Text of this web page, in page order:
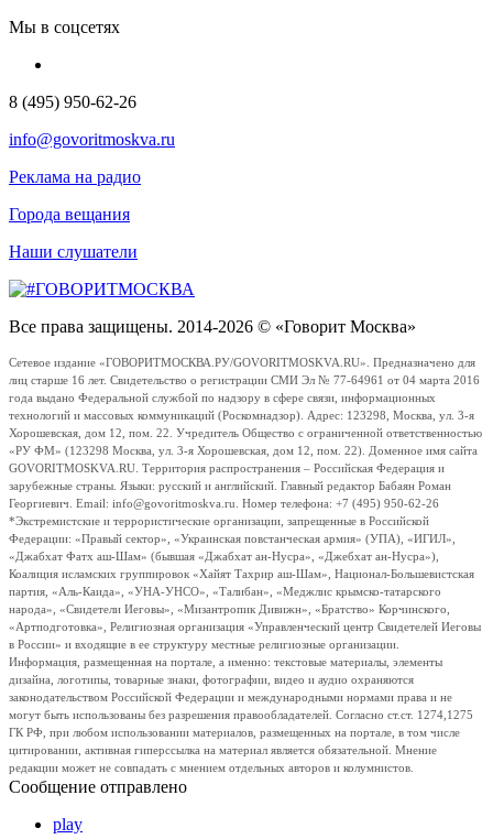
Мы в соцсетях
8 (495) 950-62-26
info@govoritmoskva.ru
Реклама на радио
Города вещания
Наши слушатели
Все права защищены. 2014-2026 © «Говорит Москва»
Сетевое издание «ГОВОРИТМОСКВА.РУ/GOVORITMOSKVA.RU». Предназначено для
лиц старше 16 лет. Свидетельство о регистрации СМИ Эл № 77-64961 от 04 марта 2016
года выдано Федеральной службой по надзору в сфере связи, информационных
технологий и массовых коммуникаций (Роскомнадзор). Адрес: 123298, Москва, ул. 3-я
Хорошевская, дом 12, пом. 22. Учредитель Общество с ограниченной ответственностью
«РУ ФМ» (123298 Москва, ул. 3-я Хорошевская, дом 12, пом. 22). Доменное имя сайта
GOVORITMOSKVA.RU. Территория распространения – Российская Федерация и
зарубежные страны. Языки: русский и английский. Главный редактор Бабаян Роман
Георгиевич. Email: info@govoritmoskva.ru. Номер телефона: +7 (495) 950-62-26
*Экстремистские и террористические организации, запрещенные в Российской
Федерации: «Правый сектор», «Украинская повстанческая армия» (УПА), «ИГИЛ»,
«Джабхат Фатх аш-Шам» (бывшая «Джабхат ан-Нусра», «Джебхат ан-Нусра»),
Коалиция исламских группировок «Хайят Тахрир аш-Шам», Национал-Большевистская
партия, «Аль-Каида», «УНА-УНСО», «Талибан», «Меджлис крымско-татарского
народа», «Свидетели Иеговы», «Мизантропик Дивижн», «Братство» Корчинского,
«Артподготовка», Религиозная организация «Управленческий центр Свидетелей Иеговы
в России» и входящие в ее структуру местные религиозные организации.
Информация, размещенная на портале, а именно: текстовые материалы, элементы
дизайна, логотипы, товарные знаки, фотографии, видео и аудио охраняются
законодательством Российской Федерации и международными нормами права и не
могут быть использованы без разрешения правообладателей. Согласно ст.ст. 1274,1275
ГК РФ, при любом использовании материалов, размещенных на портале, в том числе
цитировании, активная гиперссылка на материал является обязательной. Мнение
редакции может не совпадать с мнением отдельных авторов и колумнистов.
Сообщение отправлено
play